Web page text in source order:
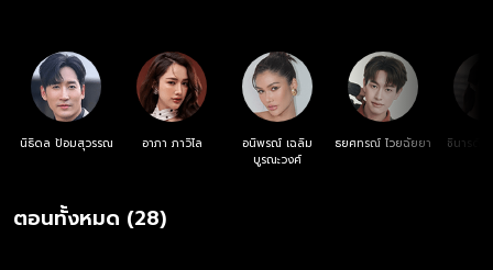
นิธิดล ป้อมสุวรรณ อาภา ภาวิไล
อนิพรณ์ เฉลิม
บูรณะวงศ์
ธยศทรณ์ ไวยฉัยยา
ชินารดี
ตอนทั้งหมด (28)